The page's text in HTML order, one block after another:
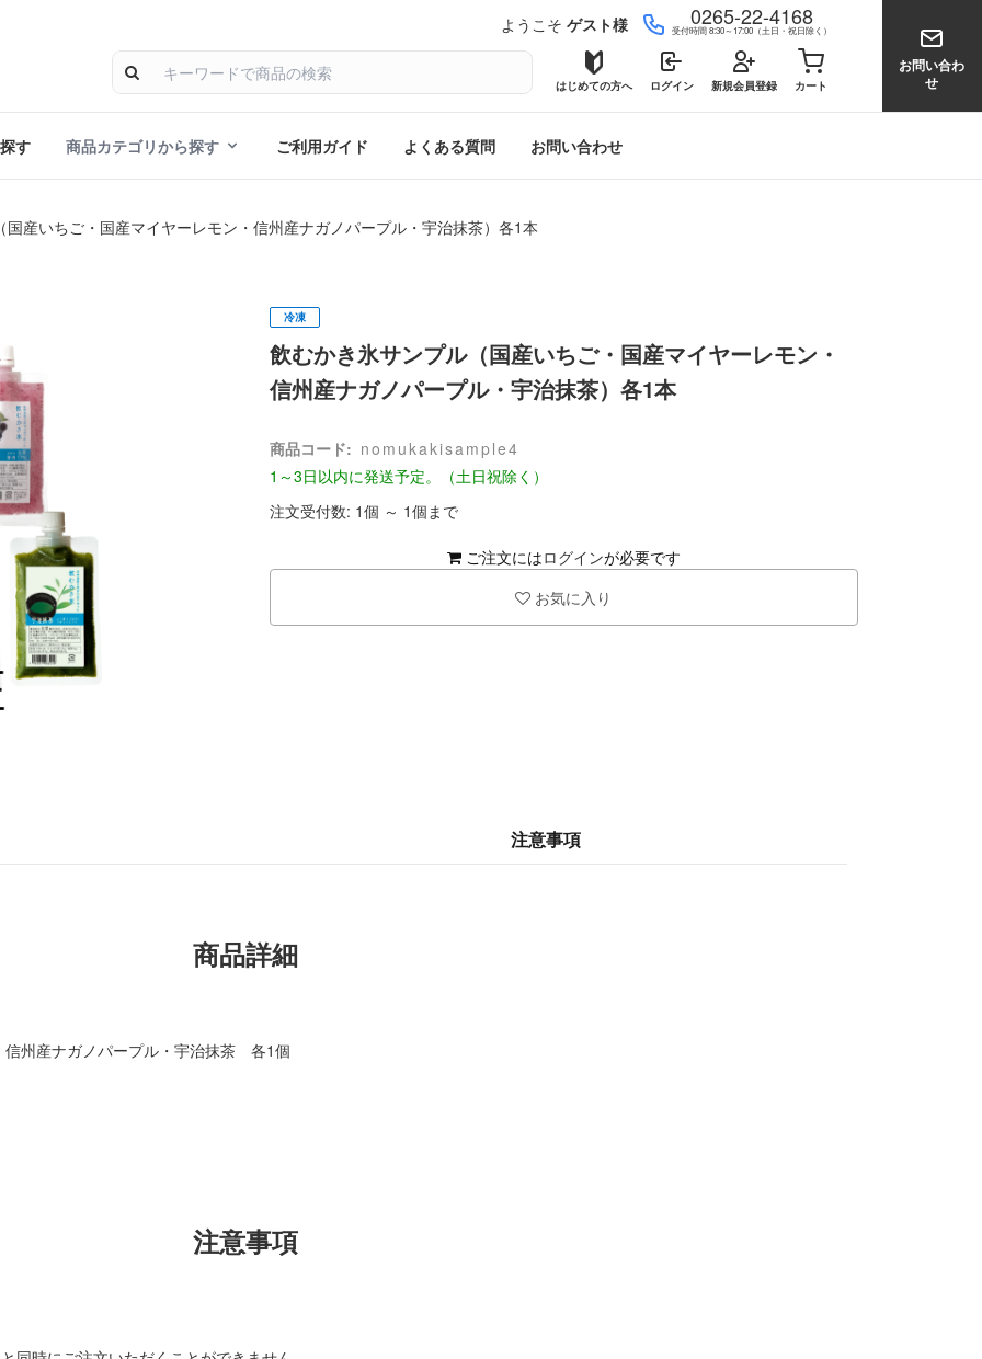
ようこそ ゲスト様 0265-22-4168
受付時間 8:30～17:00（土日・祝日除く）
はじめての方へ ログイン 新規会員登録 カート
お問い合わ
せ
す 商品カテゴリから探す ご利用ガイド よくある質問 お問い合わせ
国産いちご・国産マイヤーレモン・信州産ナガノパープル・宇治抹茶）各1本
冷凍
飲むかき氷サンプル（国産いちご・国産マイヤーレモン・
信州産ナガノパープル・宇治抹茶）各1本
商品コード: nomukakisample4
1～3日以内に発送予定。（土日祝除く）
注文受付数: 1個 ～ 1個まで
ご注文にはログインが必要です
お気に入り
注意事項
商品詳細
信州産ナガノパープル・宇治抹茶 各1個
注意事項